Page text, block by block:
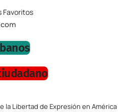
Favoritos
la Libertad de Expresión en América